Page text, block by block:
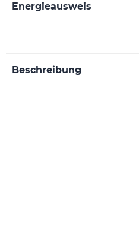
Energieausweis
Beschreibung